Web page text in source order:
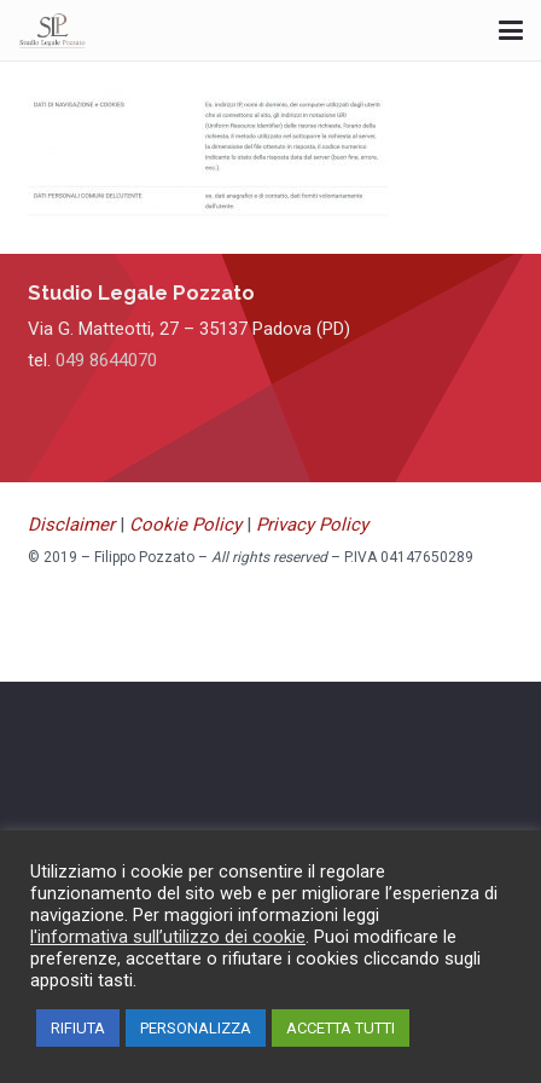
Studio Legale Pozzato
Via G. Matteotti, 27 – 35137 Padova (PD)
tel. 049 8644070
Disclaimer| Cookie Policy| Privacy Policy
© 2019 – Filippo Pozzato – All rights reserved– P.IVA 04147650289
Utilizziamo i cookie per consentire il regolare
funzionamento del sito web e per migliorare l’esperienza di
navigazione. Per maggiori informazioni leggi
l'informativa sull’utilizzo dei cookie. Puoi modificare le
preferenze, accettare o rifiutare i cookies cliccando sugli
appositi tasti.
RIFIUTA PERSONALIZZA ACCETTA TUTTI